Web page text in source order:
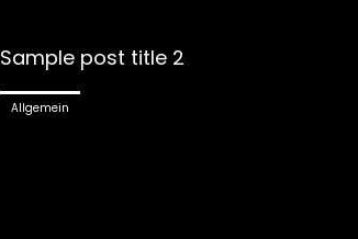
Sample post title 2
Allgemein